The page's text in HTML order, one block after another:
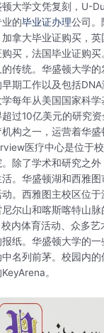
大学文凭复刻，U-
的毕业证办理公司。
拿大毕业证购买，英
买，法国毕业证购
传统。华盛顿大学的
期工作以及包括
每年从美国国家科
过10亿美元的研究
构之一，运营着华
医疗中心是位于
除了学术和研究之
。华盛顿湖和西雅
。西雅图主校区位
尔山和喀斯喀特山
内体育活动、众多艺
纸。华盛顿大学的
名列前茅。校园内
。